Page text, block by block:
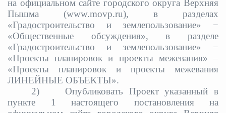
на официальном сайте городского округа Верхняя
Пышма (www.movp.ru), в разделах
«Градостроительство и землепользование» −
«Общественные обсуждения», в разделе
«Градостроительство и землепользование» −
«Проекты планировок и проекты межевания» –
«Проекты планировок и проекты межевания
ЛИНЕЙНЫЕ ОБЪЕКТЫ».
2)
Опубликовать Проектуказанный в
пункте 1 настоящего постановления на